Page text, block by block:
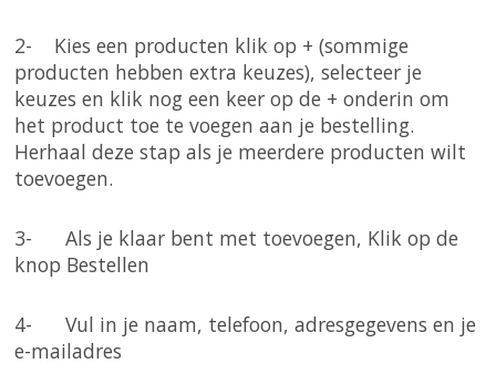
2- Kies een producten klik op + (sommige
producten hebben extra keuzes), selecteer je
keuzes en klik nog een keer op de + onderin om
het product toe te voegen aan je bestelling.
Herhaal deze stap als je meerdere producten wilt
toevoegen.
3- Als je klaar bent met toevoegen, Klik op de
knop Bestellen
4- Vul in je naam, telefoon, adresgegevens en je
e-mailadres